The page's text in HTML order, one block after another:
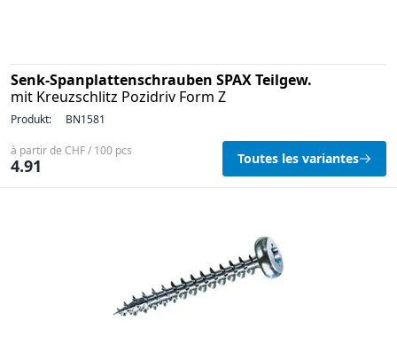
Senk-Spanplattenschrauben SPAX Teilgew.
mit Kreuzschlitz Pozidriv Form Z
Produkt: BN1581
à partir de CHF / 100 pcs
4.91 Toutes les variantes